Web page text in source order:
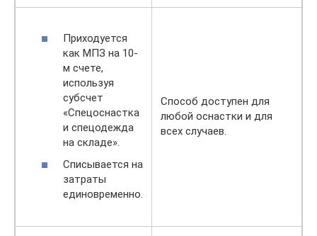
Приходуется
как МПЗ на 10-
м счете,
используя
субсчет
«Спецоснастка
и спецодежда
на складе».
Списывается на
затраты
единовременно.
Способ доступен для
любой оснастки и для
всех случаев.